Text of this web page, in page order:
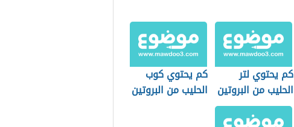
كم يحتوي لتر
الحليب من البروتين
كم يحتوي كوب
الحليب من البروتين